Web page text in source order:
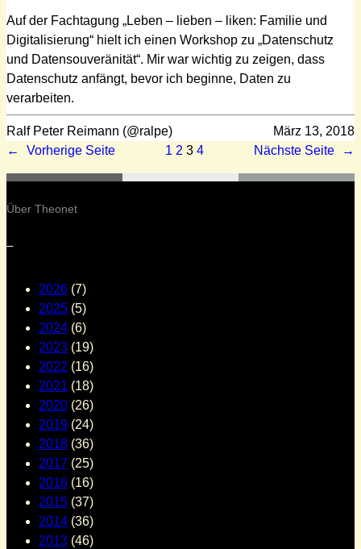
Auf der Fachtagung „Leben – lieben – liken: Familie und
Digitalisierung“ hielt ich einen Workshop zu „Datenschutz
und Datensouveränität“. Mir war wichtig zu zeigen, dass
Datenschutz anfängt, bevor ich beginne, Daten zu
verarbeiten.
Ralf Peter Reimann (@ralpe)
März 13, 2018
←
Vorherige Seite 1 2 3 4 Nächste Seite →
Über Theonet
–
2026 (7)
2025 (5)
2024 (6)
2023 (19)
2022 (16)
2021 (18)
2020 (26)
2019 (24)
2018 (36)
2017 (25)
2016 (16)
2015 (37)
2014 (36)
2013 (46)